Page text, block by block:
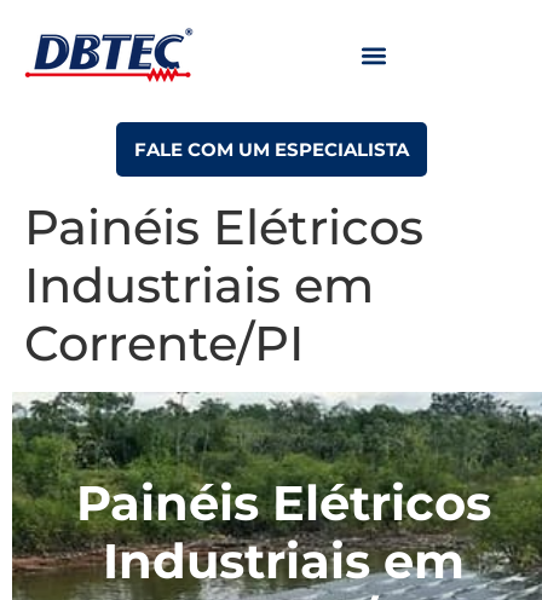
FALE COM UM ESPECIALISTA
Painéis Elétricos
Industriais em
Corrente/PI
Painéis Elétricos
Industriais em